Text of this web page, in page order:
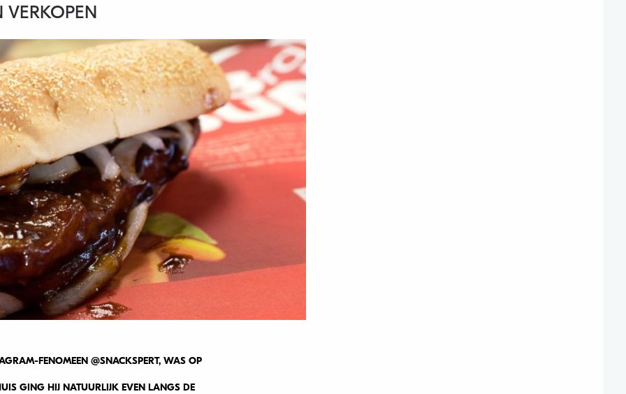
FENOMEEN @SNACKSPERT, WAS OP
GING HIJ NATUURLIJK EVEN LANGS DE